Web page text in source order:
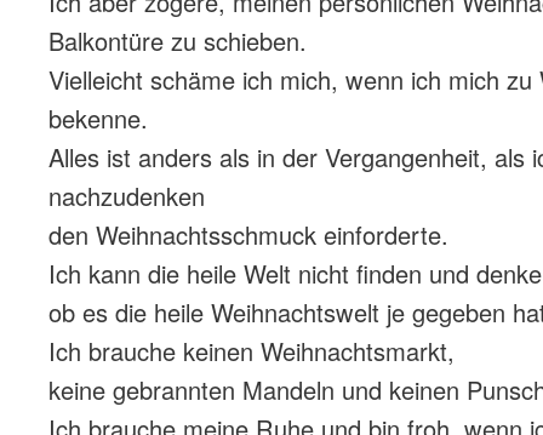
Balkontüre zu schieben.
Vielleicht schäme ich mich, wenn ich mich zu
bekenne.
Alles ist anders als in der Vergangenheit, als
nachzudenken
den Weihnachtsschmuck einforderte.
Ich kann die heile Welt nicht finden und
ob es die heile Weihnachtswelt je gegeben
Ich brauche keinen Weihnachtsmarkt,
keine gebrannten Mandeln und keinen